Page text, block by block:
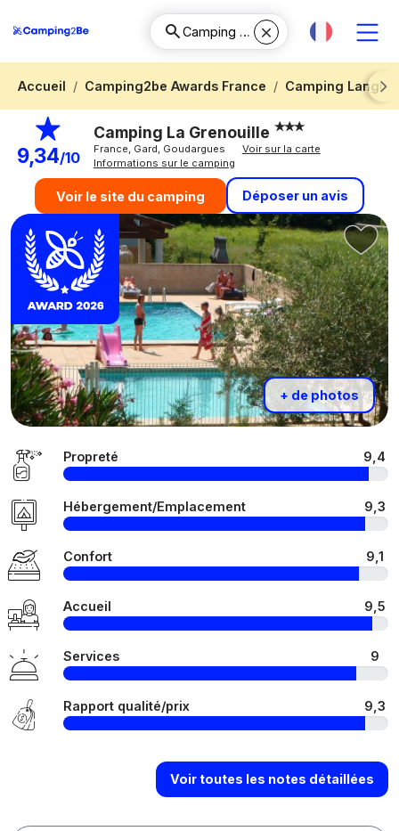
Accueil Camping2be Awards France
Camping
Next
9,34/10
Camping La Grenouille
France, Gard, Goudargues
Voir sur la carte
Informations sur le camping
Voir le site du camping Déposer un avis
+ de photos
Propreté 9,4
Hébergement/Emplacement 9,3
Confort 9,1
Accueil 9,5
Services 9
Rapport qualité/prix 9,3
Voir toutes les notes détaillées